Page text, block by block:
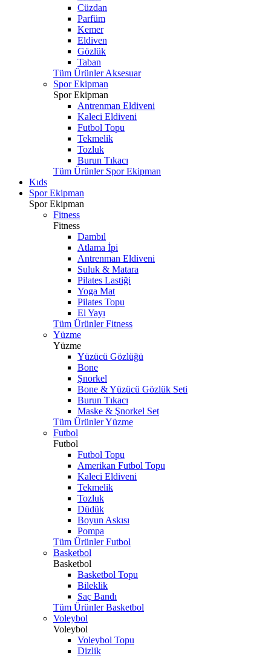
Cüzdan
Parfüm
Kemer
Eldiven
Gözlük
Taban
Tüm Ürünler Aksesuar
Spor Ekipman
Spor Ekipman
Antrenman Eldiveni
Kaleci Eldiveni
Futbol Topu
Tekmelik
Tozluk
Burun Tıkacı
Tüm Ürünler Spor Ekipman
Kıds
Spor Ekipman
Spor Ekipman
Fitness
Fitness
Dambıl
Atlama İpi
Antrenman Eldiveni
Suluk & Matara
Pilates Lastiği
Yoga Mat
Pilates Topu
El Yayı
Tüm Ürünler Fitness
Yüzme
Yüzme
Yüzücü Gözlüğü
Bone
Şnorkel
Bone & Yüzücü Gözlük Seti
Burun Tıkacı
Maske & Şnorkel Set
Tüm Ürünler Yüzme
Futbol
Futbol
Futbol Topu
Amerikan Futbol Topu
Kaleci Eldiveni
Tekmelik
Tozluk
Düdük
Boyun Askısı
Pompa
Tüm Ürünler Futbol
Basketbol
Basketbol
Basketbol Topu
Bileklik
Saç Bandı
Tüm Ürünler Basketbol
Voleybol
Voleybol
Voleybol Topu
Dizlik